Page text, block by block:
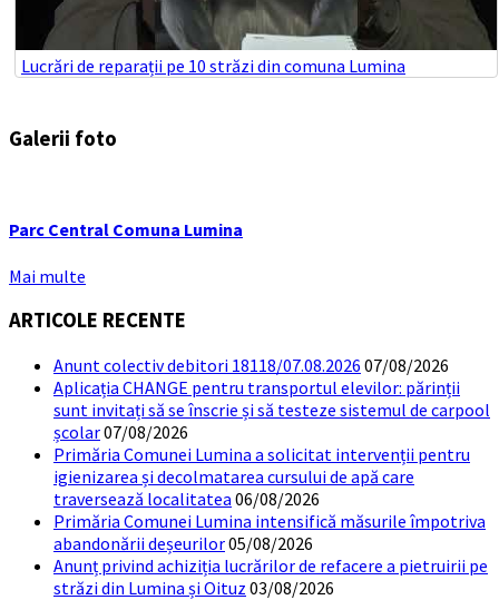
Lucrări de reparații pe 10 străzi din comuna Lumina
Galerii foto
Parc Central Comuna Lumina
Mai multe
ARTICOLE RECENTE
Anunt colectiv debitori 18118/07.08.2026 07/08/2026
Aplicația CHANGE pentru transportul elevilor: părinții
sunt invitați să se înscrie și să testeze sistemul de carpool
școlar07/08/2026
Primăria Comunei Lumina a solicitat intervenții pentru
igienizarea și decolmatarea cursului de apă care
traversează localitatea 06/08/2026
Primăria Comunei Lumina intensifică măsurile împotriva
abandonării deșeurilor05/08/2026
Anunț privind achiziția lucrărilor de refacere a pietruirii pe
străzi din Lumina și Oituz 03/08/2026